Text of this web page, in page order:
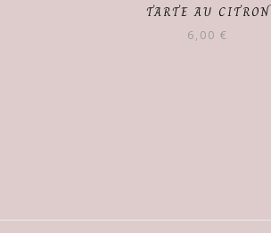
TARTE AU CITRON
6,00€